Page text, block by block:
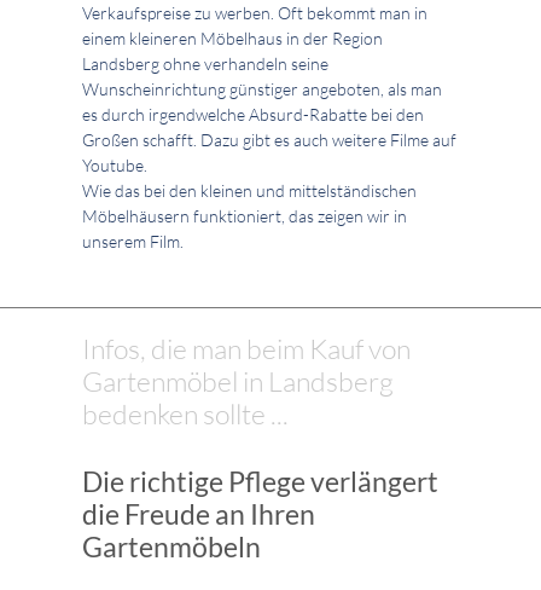
Verkaufspreise zu werben. Oft bekommt man in
einem kleineren Möbelhaus in der Region
Landsberg ohne verhandeln seine
Wunscheinrichtung günstiger angeboten, als man
es durch irgendwelche Absurd-Rabatte bei den
Großen schafft. Dazu gibt es auch weitere Filme auf
Youtube.
Wie das bei den kleinen und mittelständischen
Möbelhäusern funktioniert, das zeigen wir in
unserem Film.
Infos, die man beim Kauf von
Gartenmöbel in Landsberg
bedenken sollte ...
Die richtige Pflege verlängert
die Freude an Ihren
Gartenmöbeln